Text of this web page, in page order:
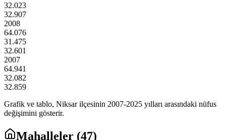
32.023
32.907
2008
64.076
31.475
32.601
2007
64.941
32.082
32.859
Grafik ve tablo, Niksarilçesinin 2007-2025 yılları arasındaki nüfus
değişimini gösterir.
Mahalleler (47)